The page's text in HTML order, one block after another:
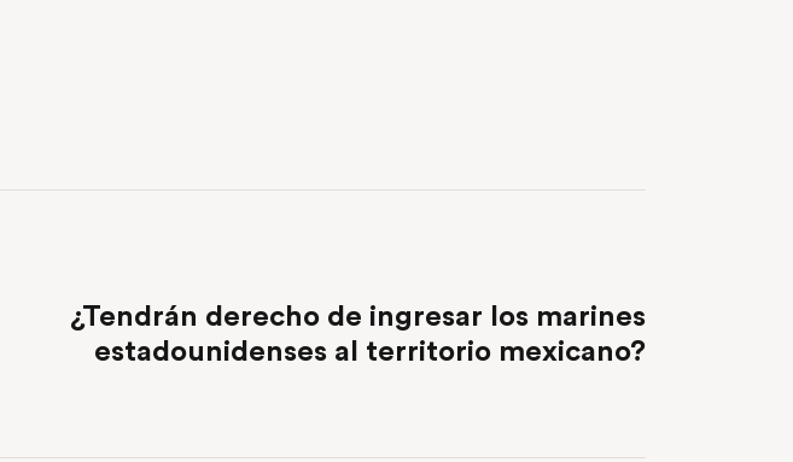
¿Tendrán derecho de ingresar los marines
estadounidenses al territorio mexicano?